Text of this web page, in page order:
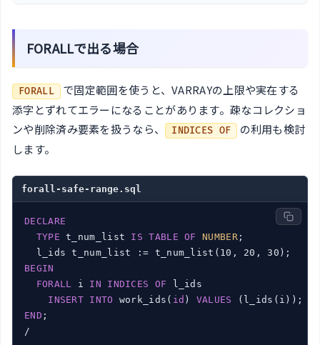
FORALLで出る場合
FORALL で固定範囲を使うと、VARRAYの上限や実在する
添字とずれてエラーになることがあります。疎なコレクショ
ンや削除済み要素を扱うなら、
INDICES OF
の利用も検討
します。
forall-safe-range.sql
DECLARE
TYPE t_num_list IS TABLE OF NUMBER;
BEGIN
FORALL i IN INDICES OF l_ids
INSERT INTO work_ids( id ) VALUES
END ;
/